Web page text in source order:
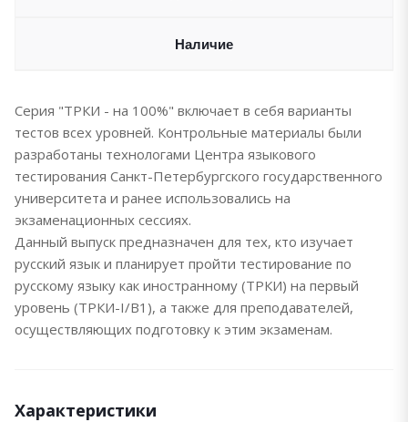
Наличие
Серия "ТРКИ - на 100%" включает в себя варианты
тестов всех уровней. Контрольные материалы были
разработаны технологами Центра языкового
тестирования Санкт-Петербургского государственного
университета и ранее использовались на
экзаменационных сессиях.
Данный выпуск предназначен для тех, кто изучает
русский язык и планирует пройти тестирование по
русскому языку как иностранному (ТРКИ) на первый
уровень (ТРКИ-I/В1), а также для преподавателей,
осуществляющих подготовку к этим экзаменам.
Характеристики